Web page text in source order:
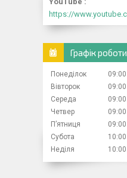
Графік роботи
Понеділок 09:00
Вівторок
09:00
Середа
09:00
Четвер
09:00
Пʼятниця
09:00
Субота
10:00
Неділя
10:00